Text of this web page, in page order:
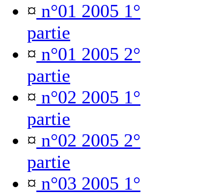
¤ n°01 2005 1°
partie
¤ n°01 2005 2°
partie
¤ n°02 2005 1°
partie
¤ n°02 2005 2°
partie
¤ n°03 2005 1°